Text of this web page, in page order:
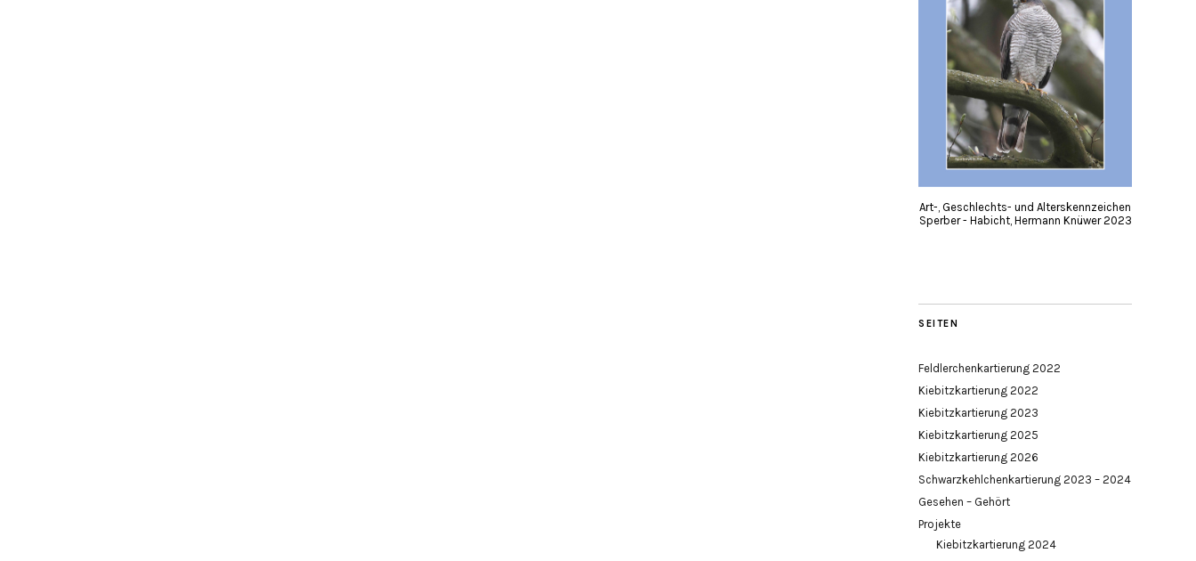
Art-, Geschlechts- und Alterskennzeichen
Sperber - Habicht, Hermann Knüwer 2023
SEITEN
Feldlerchenkartierung 2022
Kiebitzkartierung 2022
Kiebitzkartierung 2023
Kiebitzkartierung 2025
Kiebitzkartierung 2026
Schwarzkehlchenkartierung 2023 – 2024
Gesehen – Gehört
Projekte
Kiebitzkartierung 2024